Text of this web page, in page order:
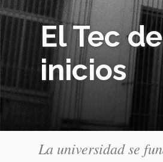
El Tec
inicios
La universidad se